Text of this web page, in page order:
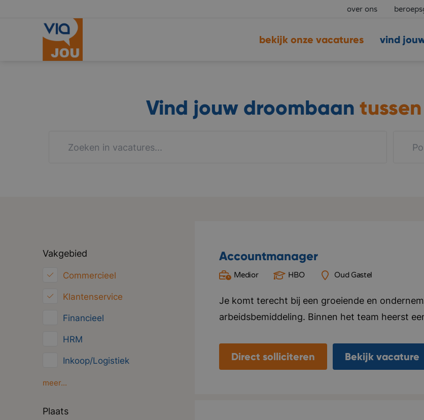
over ons
vind
bekijk onze vacatures
Vind jouw droombaan tussen
Vakgebied
Commercieel
Klantenservice
Financieel
HRM
Inkoop/Logistiek
Marketing
meer...
Plaats
Accountmanager
Medior HBO Oud Gastel
Je komt terecht bij een groeiende en
arbeidsbemiddeling. Binnen het team heerst
ontwikkelen, terwijl je kunt rekenen op goede
Direct solliciteren Bekijk vacature